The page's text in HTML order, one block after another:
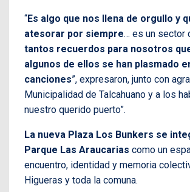
“Es algo que nos llena de orgullo y
atesorar por siempre… es un sector
tantos recuerdos para nosotros
algunos de ellos se han plasmado
canciones”, expresaron, junto con
Municipalidad de Talcahuano y a los
nuestro querido puerto”.
La nueva Plaza Los Bunkers se
Parque Las Araucarias como un
encuentro, identidad y memoria
Higueras y toda la comuna.